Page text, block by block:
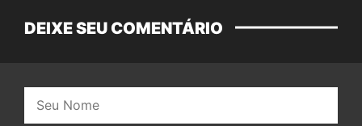
DEIXE SEU COMENTÁRIO